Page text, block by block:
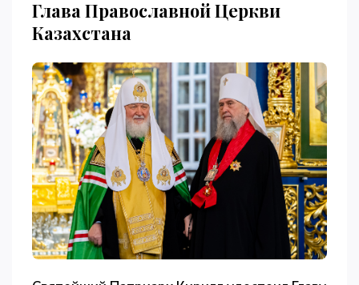
Глава Православной Церкви
Казахстана